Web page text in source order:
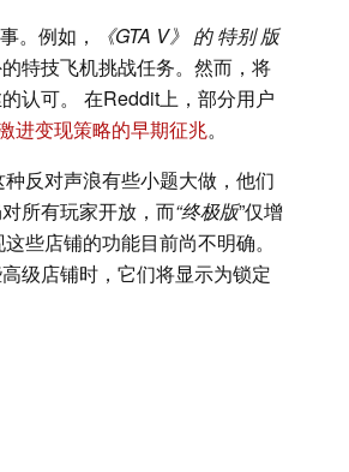
。例如， 《GTA V》 的 特别 版
特技飞机挑战任务。然而，将
认可。 在Reddit上，部分用户
进变现策略的早期征兆。
反对声浪有些小题大做，他们
所有玩家开放，而“终极版”仅增
些店铺的功能目前尚不明确。
级店铺时，它们将显示为锁定